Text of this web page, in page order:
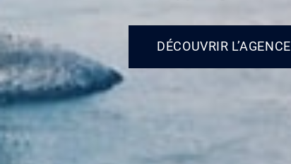
DÉCOUVRIR L’AGENCE